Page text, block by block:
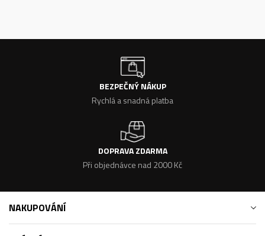
BEZPEČNÝ NÁKUP
Rychlá a snadná platba
DOPRAVA ZDARMA
Při objednávce nad 2000 Kč
NAKUPOVÁNÍ